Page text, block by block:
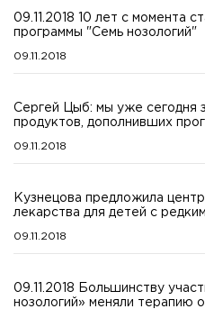
09.11.2018 10 лет с момента
программы "Семь нозологий"
09.11.2018
Сергей Цыб: мы уже сегодня
продуктов, дополнивших
09.11.2018
Кузнецова предложила
лекарства для детей с
09.11.2018
09.11.2018 Большинству
нозологий» меняли терапию